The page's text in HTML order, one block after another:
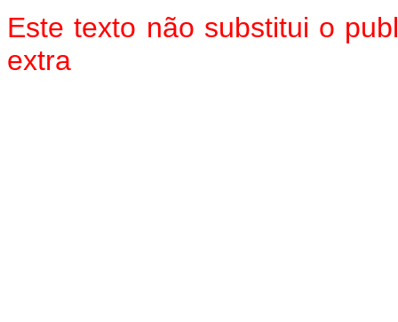
Este texto não substitui o
extra